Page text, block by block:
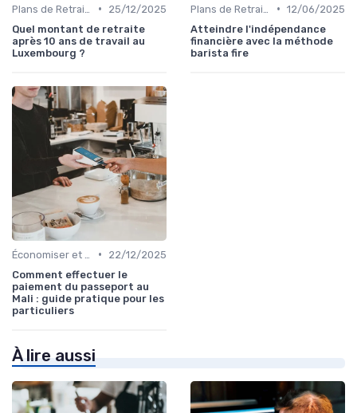
•
25/12/2025
Quel montant de retraite
après 10 ans de travail au
Luxembourg ?
• 12/06/2025
Atteindre l'indépendance
financière avec la méthode
barista fire
•
22/12/2025
Comment effectuer le
paiement du passeport au
Mali : guide pratique pour les
particuliers
À lire aussi